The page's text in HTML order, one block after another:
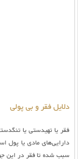
دلایل فقر و بی پولی
فقر یا تهیدستی یا
دارایی‌های مادی یا پول
سبب شده تا فقر در اين